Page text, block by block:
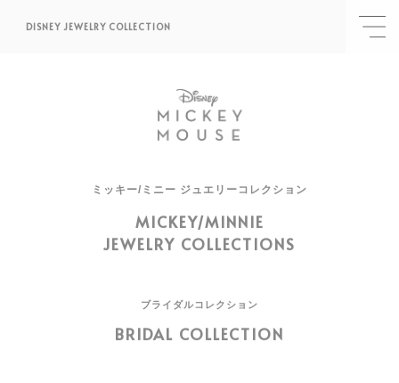
DISNEY JEWELRY COLLECTION
ミッキー/ミニー ジュエリーコレクション
MICKEY/MINNIE
JEWELRY COLLECTIONS
ブライダルコレクション
BRIDAL COLLECTION